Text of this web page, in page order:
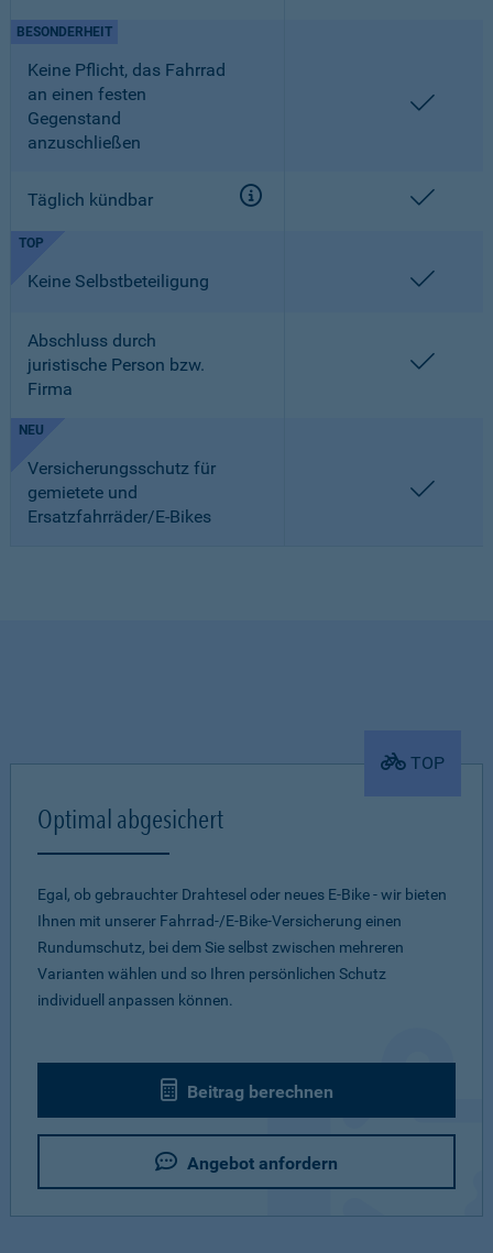
Keine Pflicht, das Fahrrad
an einen festen
Gegenstand
anzuschließen
BESONDERHEIT
Täglich kündbar
TOP
Keine Selbstbeteiligung
Abschluss durch
juristische Person bzw.
Firma
NEU
Versicherungsschutz für
gemietete und
Ersatzfahrräder/E-Bikes
TOP
Optimal abgesichert
Egal, ob gebrauchter Drahtesel oder neues E-Bike - wir bieten
Ihnen mit unserer Fahrrad-/E-Bike-Versicherung einen
Rundumschutz, bei dem Sie selbst zwischen mehreren
Varianten wählen und so Ihren persönlichen Schutz
individuell anpassen können.
Beitrag berechnen
Angebot anfordern